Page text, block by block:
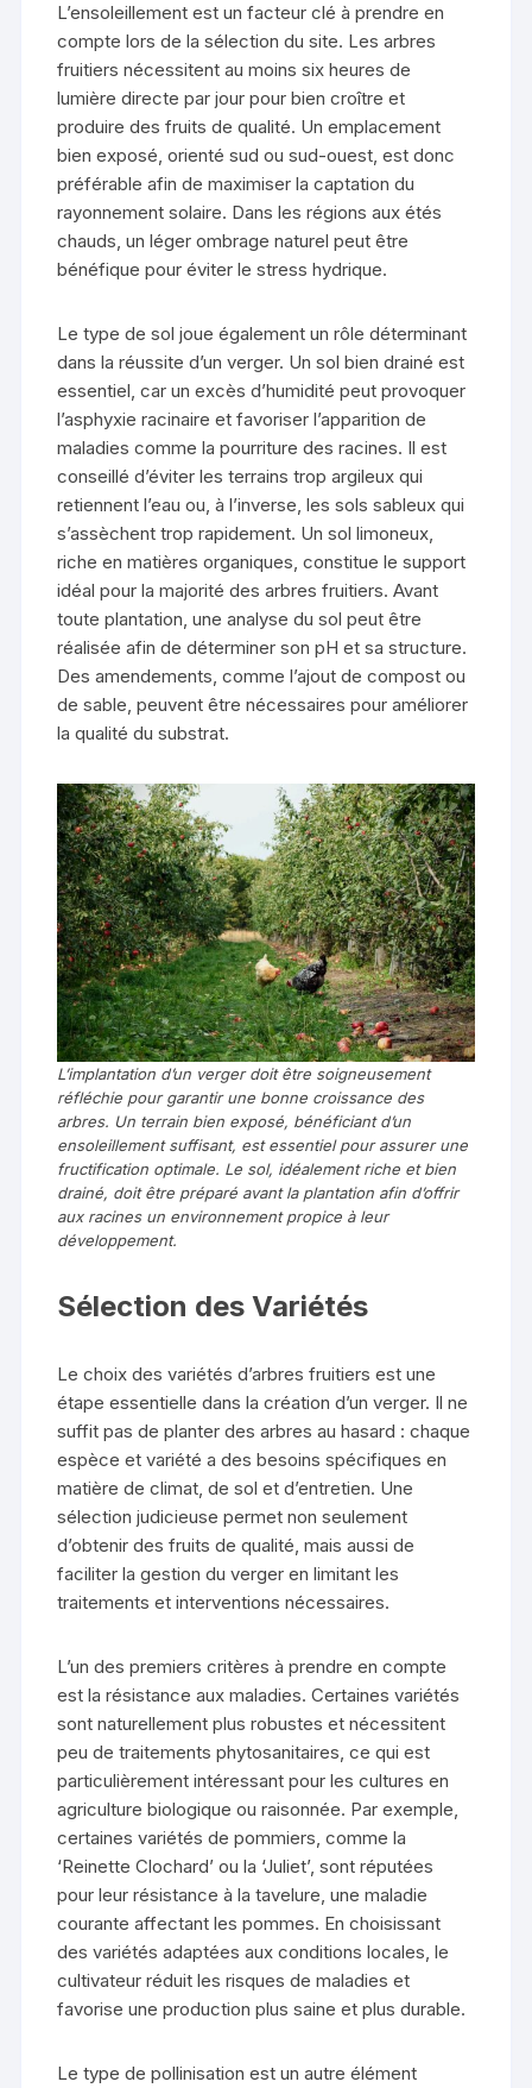
L’ensoleillement est un facteur clé à prendre en
compte lors de la sélection du site. Les arbres
fruitiers nécessitent au moins six heures de
lumière directe par jour pour bien croître et
produire des fruits de qualité. Un emplacement
bien exposé, orienté sud ou sud-ouest, est donc
préférable afin de maximiser la captation du
rayonnement solaire. Dans les régions aux étés
chauds, un léger ombrage naturel peut être
bénéfique pour éviter le stress hydrique.
Le type de sol joue également un rôle déterminant
dans la réussite d’un verger. Un sol bien drainé est
essentiel, car un excès d’humidité peut provoquer
l’asphyxie racinaire et favoriser l’apparition de
maladies comme la pourriture des racines. Il est
conseillé d’éviter les terrains trop argileux qui
retiennent l’eau ou, à l’inverse, les sols sableux qui
s’assèchent trop rapidement. Un sol limoneux,
riche en matières organiques, constitue le support
idéal pour la majorité des arbres fruitiers. Avant
toute plantation, une analyse du sol peut être
réalisée afin de déterminer son pH et sa structure.
Des amendements, comme l’ajout de compost ou
de sable, peuvent être nécessaires pour améliorer
la qualité du substrat.
L’implantation d’un verger doit être soigneusement
réfléchie pour garantir une bonne croissance des
arbres. Un terrain bien exposé, bénéficiant d’un
ensoleillement suffisant, est essentiel pour assurer une
fructification optimale. Le sol, idéalement riche et bien
drainé, doit être préparé avant la plantation afin d’offrir
aux racines un environnement propice à leur
développement.
Sélection des Variétés
Le choix des variétés d’arbres fruitiers est une
étape essentielle dans la création d’un verger. Il ne
suffit pas de planter des arbres au hasard : chaque
espèce et variété a des besoins spécifiques en
matière de climat, de sol et d’entretien. Une
sélection judicieuse permet non seulement
d’obtenir des fruits de qualité, mais aussi de
faciliter la gestion du verger en limitant les
traitements et interventions nécessaires.
L’un des premiers critères à prendre en compte
est la résistance aux maladies. Certaines variétés
sont naturellement plus robustes et nécessitent
peu de traitements phytosanitaires, ce qui est
particulièrement intéressant pour les cultures en
agriculture biologique ou raisonnée. Par exemple,
certaines variétés de pommiers, comme la
‘Reinette Clochard’ ou la ‘Juliet’, sont réputées
pour leur résistance à la tavelure, une maladie
courante affectant les pommes. En choisissant
des variétés adaptées aux conditions locales, le
cultivateur réduit les risques de maladies et
favorise une production plus saine et plus durable.
Le type de pollinisation est un autre élément